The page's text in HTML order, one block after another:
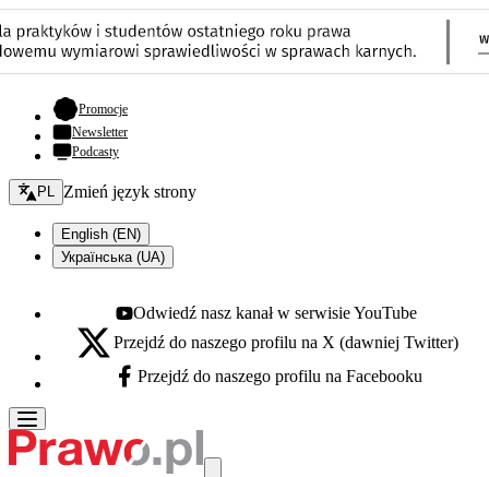
Promocje- otwiera się w nowej karcie
Newsletter
Podcasty
Zmień język - bieżący:
PL Zmień język strony
English (EN)
Українська (UA)
Youtube - otwiera się w nowej karcie
Odwiedź nasz kanał w serwisie YouTube
X - otwiera się w nowej karcie
Przejdź do naszego profilu na X (dawniej Twitter)
Facebook - otwiera się w nowej karcie
Przejdź do naszego profilu na Facebooku